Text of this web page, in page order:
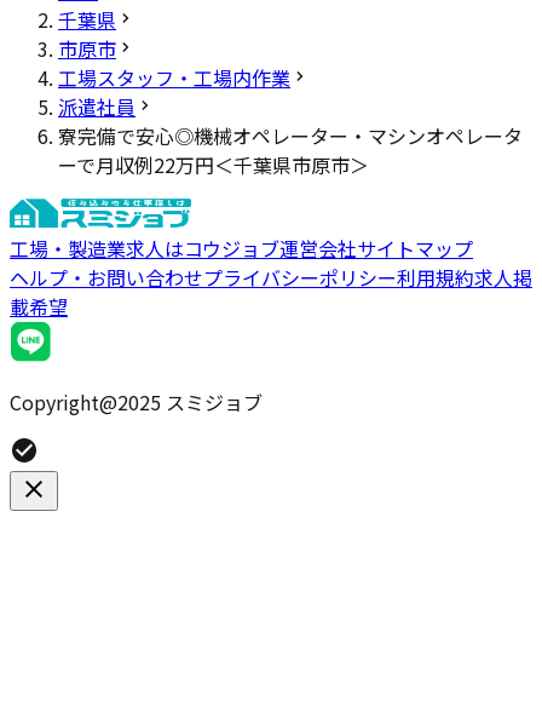
千葉県
市原市
工場スタッフ・工場内作業
派遣社員
寮完備で安心◎機械オペレーター・マシンオペレータ
ーで月収例22万円＜千葉県市原市＞
工場・製造業求人はコウジョブ運営会社サイトマップ
ヘルプ・お問い合わせプライバシーポリシー利用規約求人掲
載希望
Copyright@2025 スミジョブ